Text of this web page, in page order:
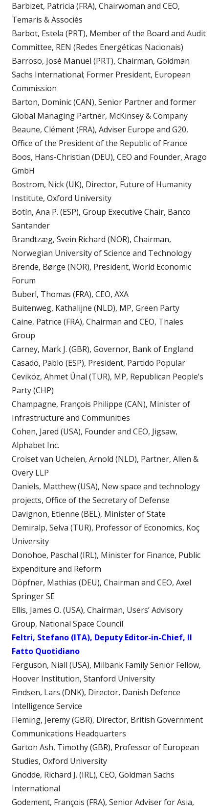
Barbizet, Patricia (FRA), Chairwoman and CEO,
Temaris & Associés
Barbot, Estela (PRT), Member of the Board and Audit
Committee, REN (Redes Energéticas Nacionais)
Barroso, José Manuel (PRT), Chairman, Goldman
Sachs International; Former President, European
Commission
Barton, Dominic (CAN), Senior Partner and former
Global Managing Partner, McKinsey & Company
Beaune, Clément (FRA), Adviser Europe and G20,
Office of the President of the Republic of France
Boos, Hans-Christian (DEU), CEO and Founder, Arago
GmbH
Bostrom, Nick (UK), Director, Future of Humanity
Institute, Oxford University
Botín, Ana P. (ESP), Group Executive Chair, Banco
Santander
Brandtzæg, Svein Richard (NOR), Chairman,
Norwegian University of Science and Technology
Brende, Børge (NOR), President, World Economic
Forum
Buberl, Thomas (FRA), CEO, AXA
Buitenweg, Kathalijne (NLD), MP, Green Party
Caine, Patrice (FRA), Chairman and CEO, Thales
Group
Carney, Mark J. (GBR), Governor, Bank of England
Casado, Pablo (ESP), President, Partido Popular
Ceviköz, Ahmet Ünal (TUR), MP, Republican People’s
Party (CHP)
Champagne, François Philippe (CAN), Minister of
Infrastructure and Communities
Cohen, Jared (USA), Founder and CEO, Jigsaw,
Alphabet Inc.
Croiset van Uchelen, Arnold (NLD), Partner, Allen &
Overy LLP
Daniels, Matthew (USA), New space and technology
projects, Office of the Secretary of Defense
Davignon, Etienne (BEL), Minister of State
Demiralp, Selva (TUR), Professor of Economics, Koç
University
Donohoe, Paschal (IRL), Minister for Finance, Public
Expenditure and Reform
Döpfner, Mathias (DEU), Chairman and CEO, Axel
Springer SE
Ellis, James O. (USA), Chairman, Users’ Advisory
Group, National Space Council
Feltri, Stefano (ITA), Deputy Editor-in-Chief, Il
Fatto Quotidiano
Ferguson, Niall (USA), Milbank Family Senior Fellow,
Hoover Institution, Stanford University
Findsen, Lars (DNK), Director, Danish Defence
Intelligence Service
Fleming, Jeremy (GBR), Director, British Government
Communications Headquarters
Garton Ash, Timothy (GBR), Professor of European
Studies, Oxford University
Gnodde, Richard J. (IRL), CEO, Goldman Sachs
International
Godement, François (FRA), Senior Adviser for Asia,